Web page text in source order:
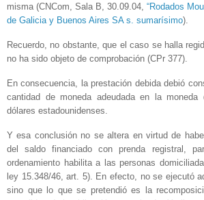
misma (CNCom, Sala B, 30.09.04, “Rodados
de Galicia y Buenos Aires SA s. sumarísimo).
Recuerdo, no obstante, que el caso se halla
no ha sido objeto de comprobación (CPr 377).
En consecuencia, la prestación debida debió
cantidad de moneda adeudada en la
dólares estadounidenses.
Y esa conclusión no se altera en virtud de
del saldo financiado con prenda registral,
ordenamiento habilita a las personas
ley 15.348/46, art. 5). En efecto, no se ejecutó
sino que lo que se pretendió es la